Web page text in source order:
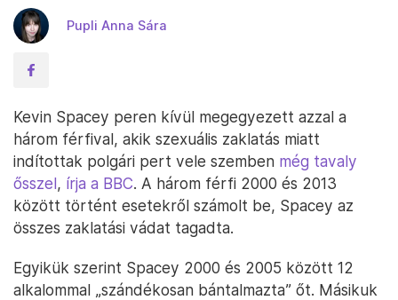
Pupli Anna Sára
Kevin Spacey peren kívül megegyezett azzal a
három férfival, akik szexuális zaklatás miatt
indítottak polgári pert vele szemben még tavaly
ősszel, írja a BBC. A három férfi 2000 és 2013
között történt esetekről számolt be, Spacey az
összes zaklatási vádat tagadta.
Egyikük szerint Spacey 2000 és 2005 között 12
alkalommal „szándékosan bántalmazta” őt. Másikuk